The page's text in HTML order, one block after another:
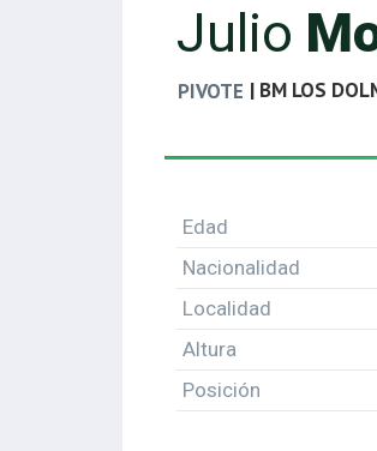
Julio
PIVOTE | BM LOS
Edad
Nacionalidad
Localidad
Altura
Posición